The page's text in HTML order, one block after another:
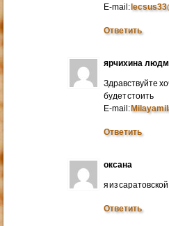
E-mail:
Ответить
ярчихина
Здравствуйте
будет стоить
E-mail:
Ответить
оксана
я из
Ответить